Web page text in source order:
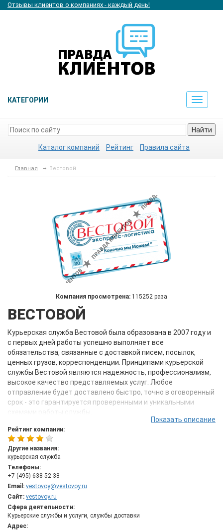
Отзывы клиентов о компаниях - каждый день!
КАТЕГОРИИ
Toggle
Найти
Каталог компаний Рейтинг Правила сайта
Главная Вестовой
Компания просмотрена: 115252 раза
ВЕСТОВОЙ
Курьерская служба Вестовой была образована в 2007 году и
с первых дней работы успешно выполняет все
обязательства, связанные с доставкой писем, посылок,
ценных грузов, корреспонденции. Принципами курьерской
службы Вестовой являются надежность, профессионализм,
высокое качество представляемых услуг. Любое
отправление будет доставлено быстро, точно в оговоренный
срок - это гарантируется проверенными и уникальными
Компания Вестовой предлагает вам:
Быстрое решение проблем с доставкой ценных грузов,
корреспонденции и других отправлений;
Широкую линейку тарифов под любые задачи и
бюджет;
Возможность онлайн отслеживания отправления через
сайт. Для этого каждому отправлению присваивается
трек-номер, который служит идентификатором в
онлайн-системе отслеживания. В системе
фиксируются все действия, связанные с грузом.
Показать описание
Рейтинг компании:
Другие названия:
курьерская служба
Телефоны:
+7 (495) 638-52-38
Email: vestovoy@vestovoy.ru
Сайт: vestovoy.ru
Сфера деятельности:
Курьерские службы и услуги, службы доставки
Адрес: